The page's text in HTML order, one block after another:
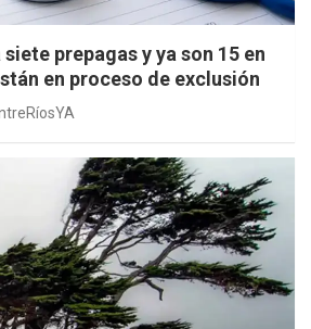
prepagas y ya son 15 en
en proceso de exclusión